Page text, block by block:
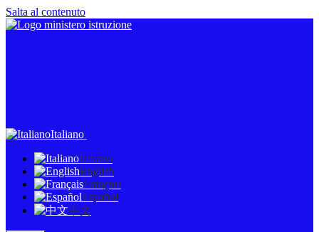
Salta al contenuto
Italiano
Italiano
English
Français
Español
中文